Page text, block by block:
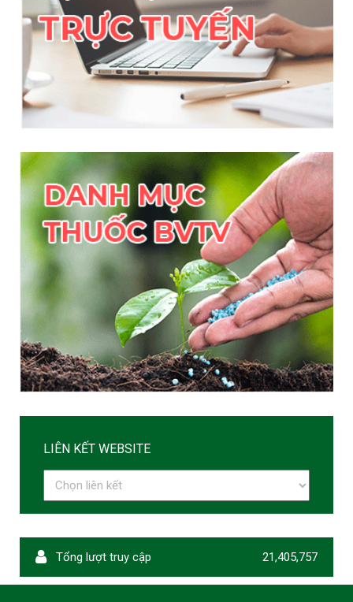
LIÊN KẾT WEBSITE
Tổng lượt truy cập 21,405,757